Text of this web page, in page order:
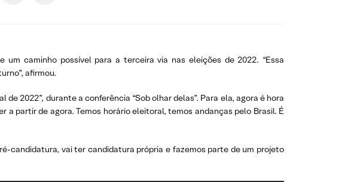
um caminho possível para a terceira via nas eleições de 2022. “Essa
afirmou.
2022”, durante a conferência “Sob olhar delas”. Para ela, agora é hora
partir de agora. Temos horário eleitoral, temos andanças pelo Brasil. É
candidatura, vai ter candidatura própria e fazemos parte de um projeto